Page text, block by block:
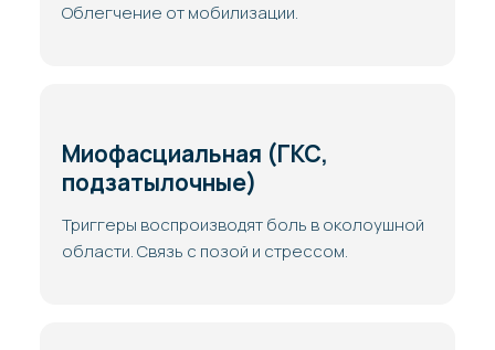
Облегчение от мобилизации.
Миофасциальная (ГКС,
подзатылочные)
Триггеры воспроизводят боль в околоушной
области. Связь с позой и стрессом.